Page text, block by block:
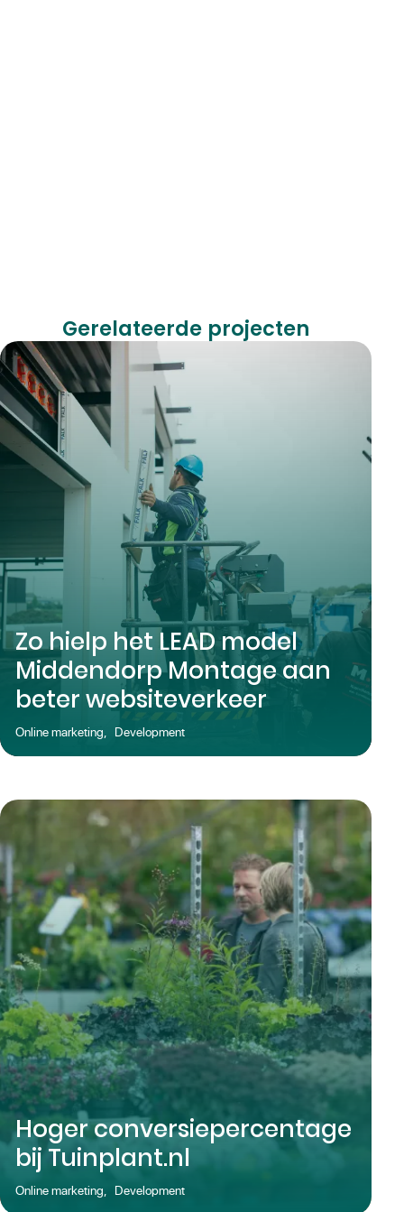
Gerelateerde projecten
Zo hielp het LEAD model
Middendorp Montage aan
beter websiteverkeer
Online marketing, Development
Hoger conversiepercentage
bij Tuinplant.nl
Online marketing, Development